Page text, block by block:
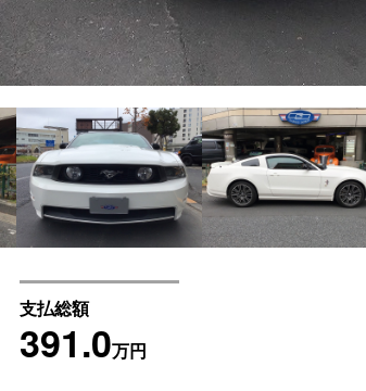
支払総額
391.0万円